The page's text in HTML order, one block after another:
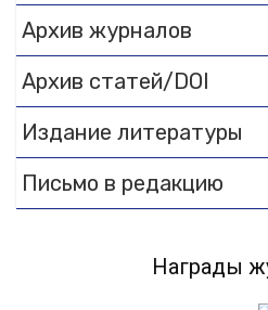
Архив журналов
Архив статей/DOI
Издание литературы
Письмо в редакцию
Награды